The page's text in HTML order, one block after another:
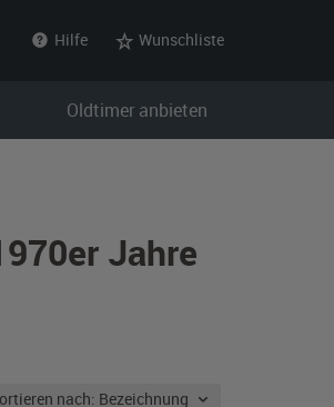
Hilfe Wunschliste
Oldtimer anbieten
Jahre
Sortieren nach: Bezeichnung